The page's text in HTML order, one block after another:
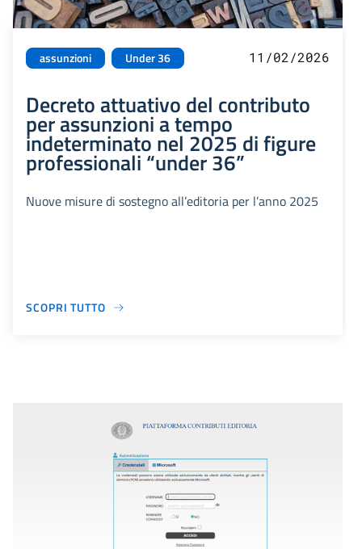
assunzioni Under 36 11/02/2026
Decreto attuativo del contributo
per assunzioni a tempo
indeterminato nel 2025 di figure
professionali “under 36”
Nuove misure di sostegno all’editoria per l’anno 2025
SCOPRI TUTTO